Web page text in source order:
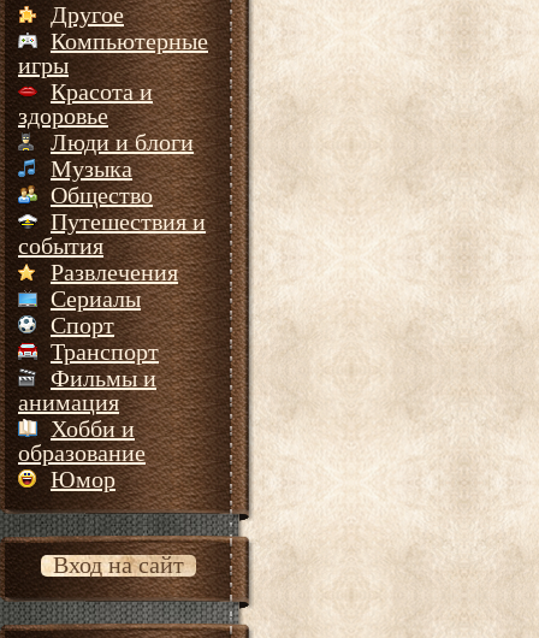
Другое
Компьютерные
игры
Красота и
здоровье
Люди и блоги
Музыка
Общество
Путешествия и
события
Развлечения
Сериалы
Спорт
Транспорт
Фильмы и
анимация
Хобби и
образование
Юмор
Вход на сайт